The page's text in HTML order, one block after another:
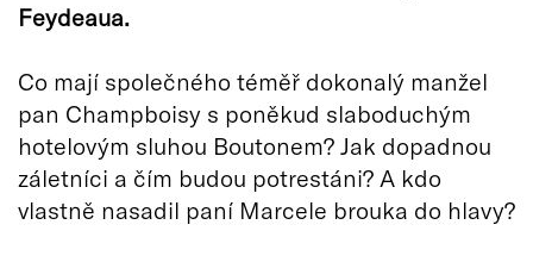
Feydeaua.
Co mají společného téměř dokonalý manžel
pan Champboisy s poněkud slaboduchým
hotelovým sluhou Boutonem? Jak dopadnou
záletníci a čím budou potrestáni? A kdo
vlastně nasadil paní Marcele brouka do hlavy?